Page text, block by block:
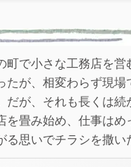
町で小さな工務店を
たが、相変わらず現
だが、それも長くは
を畳み始め、仕事は
る思いでチラシを撒